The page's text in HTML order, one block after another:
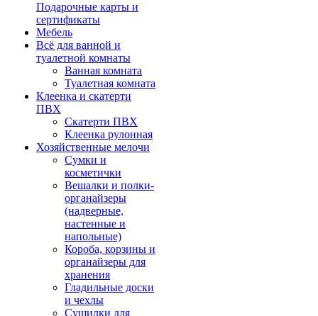
Подарочные карты и
сертификаты
Мебель
Всё для ванной и
туалетной комнаты
Ванная комната
Туалетная комната
Клеенка и скатерти
ПВХ
Скатерти ПВХ
Клеенка рулонная
Хозяйственные мелочи
Сумки и
косметички
Вешалки и полки-
органайзеры
(надверные,
настенные и
напольные)
Короба, корзины и
органайзеры для
хранения
Гладильные доски
и чехлы
Сушилки для